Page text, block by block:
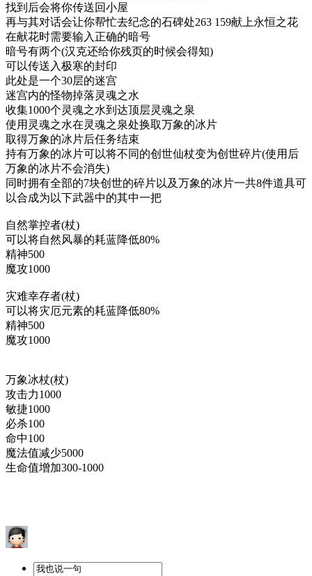
找到后会将你传送回小屋
再与其对话会让你帮忙去纪念的石碑处263 159献上永恒之花
在献花时需要输入正确的暗号
暗号有两个(汉克还给你残页的时候会得知)
可以传送入极寒的封印
此处是一个30层的迷宫
迷宫内的怪物掉落灵魂之水
收集1000个灵魂之水到达顶层灵魂之泉
使用灵魂之水在灵魂之泉处换取万象的冰片
取得万象的冰片后任务结束
持有万象的冰片可以将不同的创世仙杖变为创世碎片(使用后
万象的冰片不会消失)
同时拥有全部的7块创世的碎片以及万象的冰片一共8件道具可
以合成为以下武器中的其中一把
自然掌控者(杖)
可以将自然风暴的耗蓝降低80%
精神500
魔攻1000
灾难幸存者(杖)
可以将灾厄元素的耗蓝降低80%
精神500
魔攻1000
万象冰杖(杖)
攻击力1000
敏捷1000
必杀100
命中100
魔法值减少5000
生命值增加300-1000